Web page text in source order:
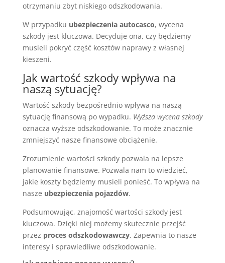
otrzymaniu zbyt niskiego odszkodowania.
W przypadku ubezpieczenia autocasco, wycena
szkody jest kluczowa. Decyduje ona, czy będziemy
musieli pokryć część kosztów naprawy z własnej
kieszeni.
Jak wartość szkody wpływa na
naszą sytuację?
Wartość szkody bezpośrednio wpływa na naszą
sytuację finansową po wypadku. Wyższa wycena szkody
oznacza wyższe odszkodowanie. To może znacznie
zmniejszyć nasze finansowe obciążenie.
Zrozumienie wartości szkody pozwala na lepsze
planowanie finansowe. Pozwala nam to wiedzieć,
jakie koszty będziemy musieli ponieść. To wpływa na
nasze ubezpieczenia pojazdów.
Podsumowując, znajomość wartości szkody jest
kluczowa. Dzięki niej możemy skutecznie przejść
przez proces odszkodowawczy. Zapewnia to nasze
interesy i sprawiedliwe odszkodowanie.